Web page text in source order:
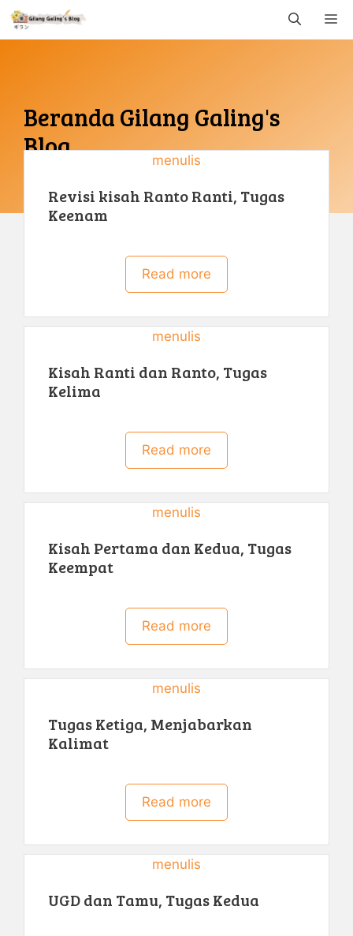
Langsung
Beranda Gilang Galing's
Blog
berubah menjadi cerita
menulis
Revisi kisah Ranto Ranti, Tugas
Keenam
Read more
menulis
Kisah Ranti dan Ranto, Tugas
Kelima
Read more
menulis
Kisah Pertama dan Kedua, Tugas
Keempat
Read more
menulis
Tugas Ketiga, Menjabarkan
Kalimat
Read more
menulis
UGD dan Tamu, Tugas Kedua